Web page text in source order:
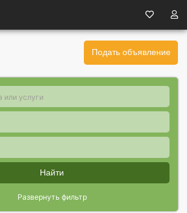
Подать объявление
Найти
Развернуть фильтр